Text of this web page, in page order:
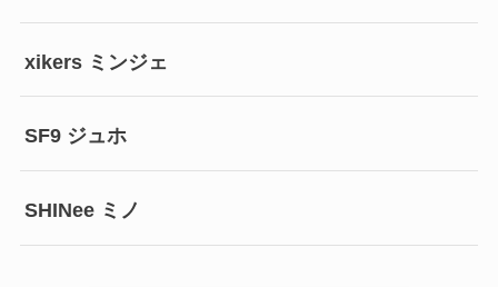
xikers ミンジェ
SF9 ジュホ
SHINee ミノ